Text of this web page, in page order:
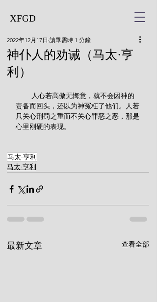
XFGD
神仆人的劝诫（马太·亨
利）
2022年12月17日 讀畢需時 1 分鐘
责备而回头，还以为神冤枉了他们。人若
只关心刑罚之重而不关心罪恶之恶，那是
心里刚硬的表现。
马太·亨利
马太·亨利
最新文章 查看全部